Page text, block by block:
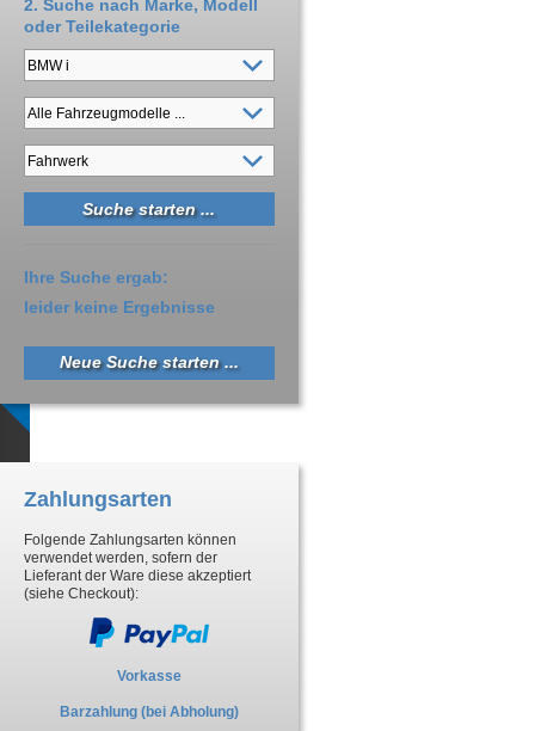
2. Suche nach Marke, Modell
oder Teilekategorie
Ihre Suche ergab:
leider keine Ergebnisse
Neue Suche starten ...
Zahlungsarten
Folgende Zahlungsarten können
verwendet werden, sofern der
Lieferant der Ware diese akzeptiert
(siehe Checkout):
Vorkasse
Barzahlung (bei Abholung)